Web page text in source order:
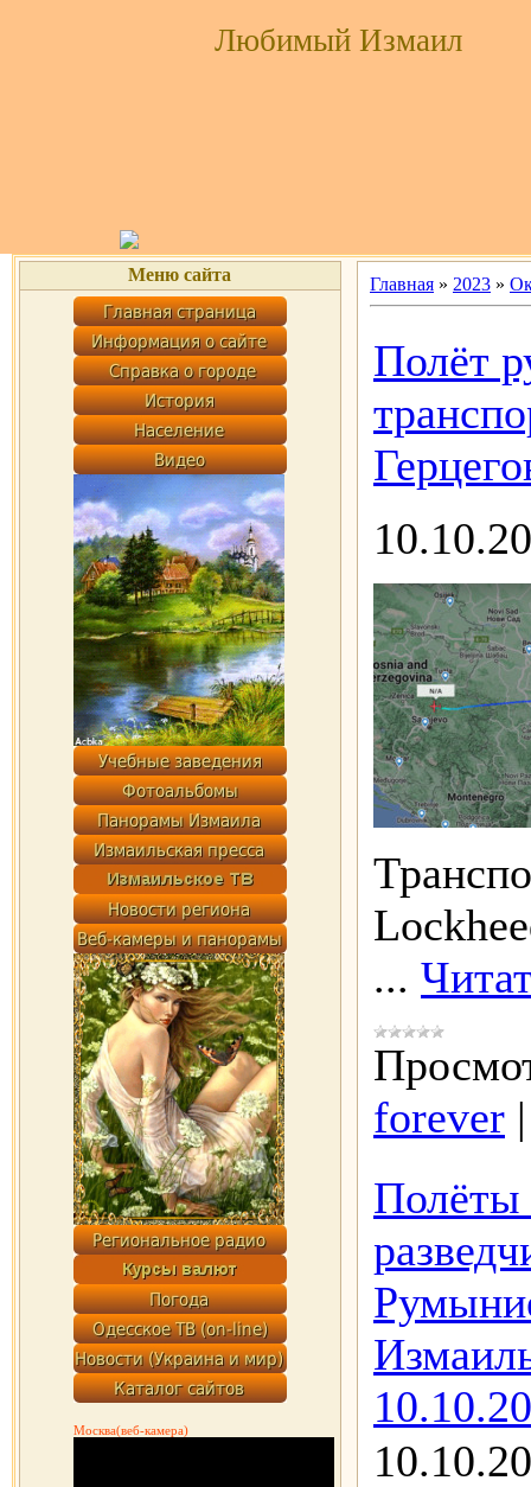
Любимый Измаил
Меню сайта
Москва(веб-камера)
Главная » 2023 »
Полёт
...
forever
Полёты